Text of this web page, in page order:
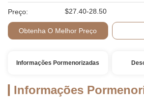
Preço: $27.40-28.50
Obtenha O Melhor Preço
Informações Pormenorizadas
Informações